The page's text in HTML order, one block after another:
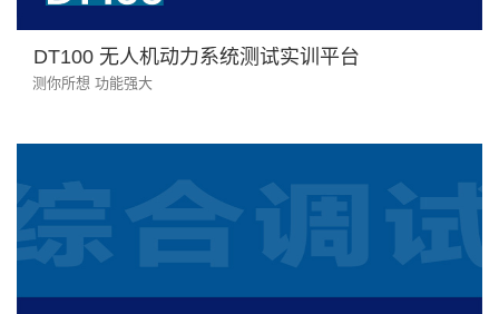
DT100 无人机动力系统测试实训平台
测你所想 功能强大